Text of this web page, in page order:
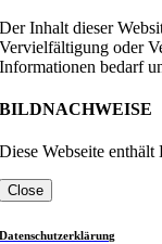
Der Inhalt dieser
Vervielfältigung oder
Informationen bedarf
BILDNACHWEISE
Diese Webseite
Close
Datenschutzerklärung